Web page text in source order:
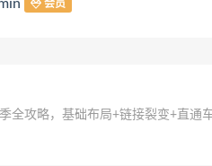
会员
全攻略，基础布局+链接裂变+直通